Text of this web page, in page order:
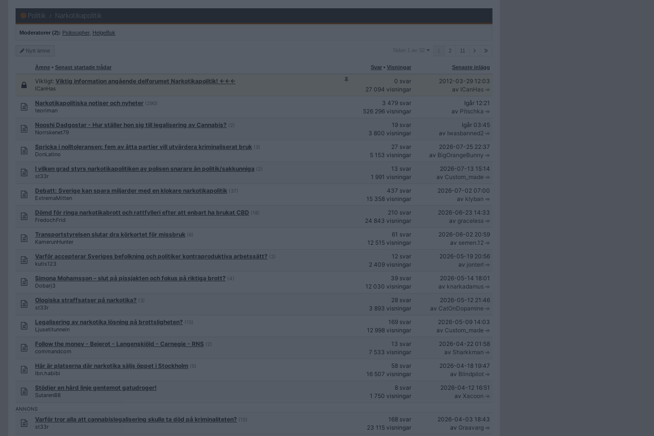
Politik Narkotikapolitik
Moderatorer (2): Psilosopher, HelgeBuk
Nytt ämne
Sidan
32
Sidan 1 av 32 2 11
Ämne • Senast startade trådar Svar • Visningar Senaste inlägg
Viktigt: Viktig information angående delforumet Narkotikapolitik! ←←←
ICanHas
0 svar
27 094 visningar
2012-03-29 12:03
av ICanHas
Narkotikapolitiska notiser och nyheter (290)
teoriman
3 479 svar
526 296 visningar
Igår 12:21
av Pitschka
Nooshi Dadgostar - Hur ställer hon sig till legalisering av Cannabis? (2)
Norrskenet79
19 svar
3 800 visningar
Igår 03:45
av Iwasbanned2
Spricka i nolltoleransen: fem av åtta partier vill utvärdera kriminaliserat bruk (3)
DonLatino
27 svar
5 153 visningar
2026-07-25 22:37
av BigOrangeBunny
I vilken grad styrs narkotikapolitiken av polisen snarare än politik/sakkunniga (2)
st33r
13 svar
1 991 visningar
2026-07-13 15:14
av Custom_made
Debatt: Sverige kan spara miljarder med en klokare narkotikapolitik (37)
ExtremaMitten
437 svar
15 358 visningar
2026-07-02 07:00
av klyban
Dömd för ringa narkotikabrott och rattfylleri efter att enbart ha brukat CBD (18)
FredochFrid
210 svar
24 843 visningar
2026-06-23 14:33
av graceless
Transportstyrelsen slutar dra körkortet för missbruk (6)
KamerunHunter
61 svar
12 515 visningar
2026-06-02 20:59
av semen.12
Varför accepterar Sveriges befolkning och politiker kontraproduktiva arbetssätt? (2)
kutis123
12 svar
2 409 visningar
2026-05-19 20:56
av jonterl
Simona Mohamsson – slut på pissjakten och fokus på riktiga brott? (4)
Dobarj3
39 svar
12 030 visningar
2026-05-14 18:01
av knarkadamus
Ologiska straffsatser på narkotika? (3)
st33r
28 svar
3 893 visningar
2026-05-12 21:46
av CatOnDopamine
Legalisering av narkotika lösning på brottsligheten? (15)
Ljusetitunneln
169 svar
12 998 visningar
2026-05-09 14:03
av Custom_made
Follow the money - Bejerot - Langenskiöld - Carnegie - RNS (2)
commandcom
13 svar
7 533 visningar
2026-04-22 01:58
av Sharkkman
Här är platserna där narkotika säljs öppet i Stockholm (5)
Ibn.habibi
58 svar
16 507 visningar
2026-04-18 19:47
av Blindpilot
Stödjer en hård linje gentemot gatudroger!
Sutaren88
8 svar
1 750 visningar
2026-04-12 16:51
av Xacoon
Varför tror alla att cannabislegalisering skulle ta död på kriminaliteten? (15)
st33r
168 svar
23 115 visningar
2026-04-03 18:43
av Graavarg